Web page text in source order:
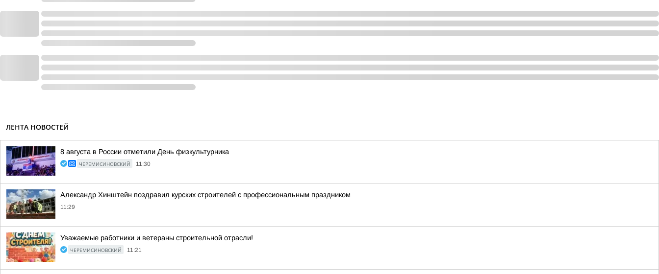
ЛЕНТА НОВОСТЕЙ
8 августа в России отметили День физкультурника
ЧЕРЕМИСИНОВСКИЙ 11:30
Александр Хинштейн поздравил курских строителей с профессиональным праздником
11:29
Уважаемые работники и ветераны строительной отрасли!
ЧЕРЕМИСИНОВСКИЙ 11:21